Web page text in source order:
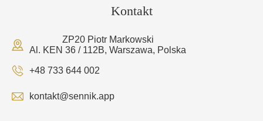
Kontakt
ZP20 Piotr Markowski
Al. KEN 36 / 112B, Warszawa, Polska
+48 733 644 002
kontakt@sennik.app